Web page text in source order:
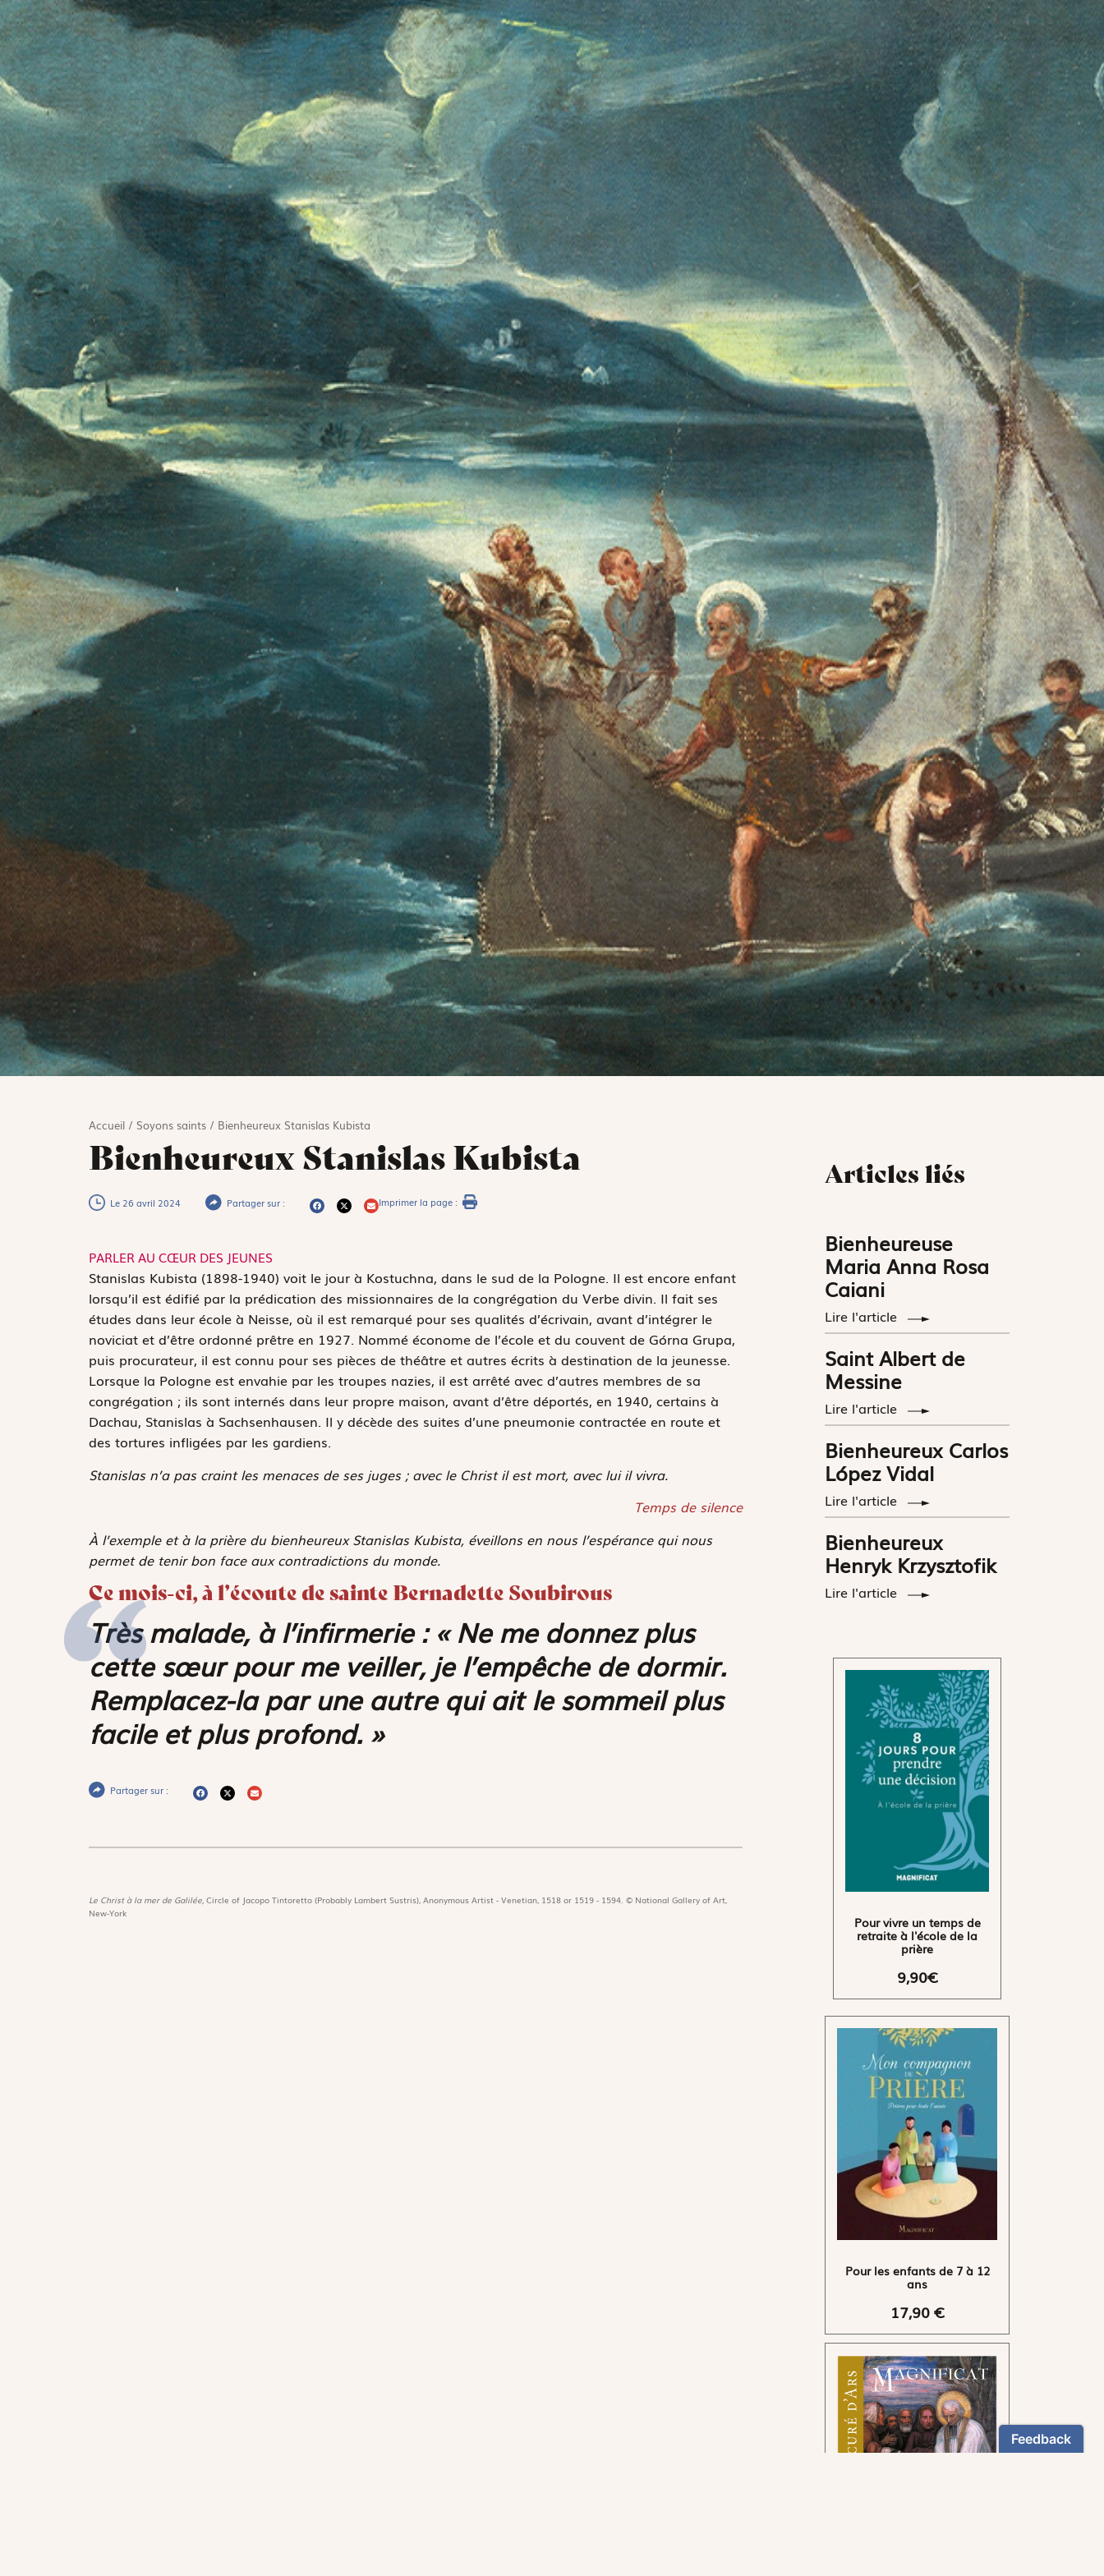
Accueil/ Soyons saints/ Bienheureux Stanislas Kubista
Bienheureux Stanislas Kubista
Le 26 avril 2024 Partager sur : Imprimer la page :
PARLER AU CŒUR DES JEUNES
Stanislas Kubista (1898-1940) voit le jour à Kostuchna, dans le sud de la Pologne. Il est encore enfant
lorsqu’il est édifié par la prédication des missionnaires de la congrégation du Verbe divin. Il fait ses
études dans leur école à Neisse, où il est remarqué pour ses qualités d’écrivain, avant d’intégrer le
noviciat et d’être ordonné prêtre en 1927. Nommé économe de l’école et du couvent de Górna Grupa,
puis procurateur, il est connu pour ses pièces de théâtre et autres écrits à destination de la jeunesse.
Lorsque la Pologne est envahie par les troupes nazies, il est arrêté avec d’autres membres de sa
congrégation ; ils sont internés dans leur propre maison, avant d’être déportés, en 1940, certains à
Dachau, Stanislas à Sachsenhausen. Il y décède des suites d’une pneumonie contractée en route et
des tortures infligées par les gardiens.
Stanislas n’a pas craint les menaces de ses juges ; avec le Christ il est mort, avec lui il vivra.
Temps de silence
À l’exemple et à la prière du bienheureux Stanislas Kubista, éveillons en nous l’espérance qui nous
permet de tenir bon face aux contradictions du monde.
Ce mois-ci, à l’écoute de sainte Bernadette Soubirous
Très malade, à l’infirmerie : « Ne me donnez plus
cette sœur pour me veiller, je l’empêche de dormir.
Remplacez-la par une autre qui ait le sommeil plus
facile et plus profond. »
Partager sur :
Le Christ à la mer de Galilée, Circle of Jacopo Tintoretto (Probably Lambert Sustris), Anonymous Artist - Venetian, 1518 or 1519 - 1594. © National Gallery of Art,
New-York
Articles liés
Bienheureuse
Maria Anna Rosa
Caiani
Lire l'article
Saint Albert de
Messine
Lire l'article
Bienheureux Carlos
López Vidal
Lire l'article
Bienheureux
Henryk Krzysztofik
Lire l'article
Pour vivre un temps de
retraite à l'école de la
prière
9,90€
Pour les enfants de 7 à 12
ans
17,90 €